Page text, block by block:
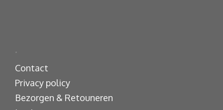
.
Contact
Privacy policy
Bezorgen & Retouneren